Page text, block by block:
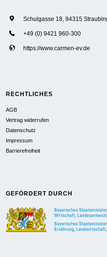
Schulgasse 18, 94315
+49 (0) 9421 960-300
https://www.carmen-ev.de
RECHTLICHES
AGB
Vertrag widerrufen
Datenschutz
Impressum
Barrierefreiheit
GEFÖRDERT DURCH